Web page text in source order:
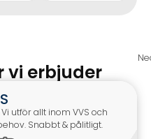
vi erbjuder
utför allt inom VVS och
Snabbt & pålitligt.